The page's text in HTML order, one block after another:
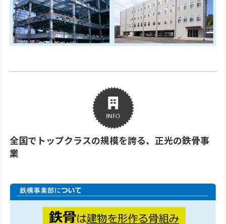
全国でトップクラスの規模を誇る、正光の鉄骨事
業